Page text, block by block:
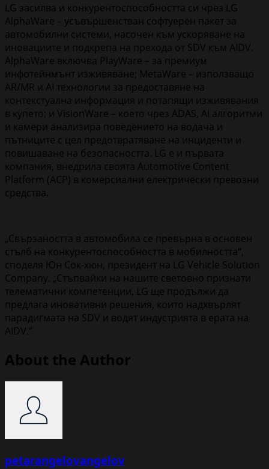
LG засилва и конкурентоспособността си чрез LG
AlphaWare – усъвършенстван софтуерен пакет за
автомобилни системи, насочен към ускоряване на
иновациите и подкрепа на прехода от SDV към AIDV.
AlphaWare включва PlayWare – за премиум
инфотейнмънт изживяване; MetaWare – използващо
AR/MR и AI технологии за предоставяне на
контекстуална информация и потапящи изживявания
в купето; и VisionWare – което чрез ADAS, AI алгоритми
и камери анализира поведението на водача и
пътниците с цел предотвратяване на инциденти и
повишаване на безопасността. LG е и първата
компания, внедрила своята Automotive Content
Platform (ACP) в комерсиални електрически превозни
средства.
„Свързаността в автомобила се превърна в основен
стълб на конкурентоспособността в мобилността“,
споделя Юн Сок-хюн, президент на LG Vehicle Solution
Company. „Стъпвайки на нашите световно признати
телематични компетенции, LG ще продължи да
предлага иновативни решения, които надхвърлят
парадигмата на SDV и водят индустрията в ерата на
AIDV.“
About the Author
petarangelovangelov